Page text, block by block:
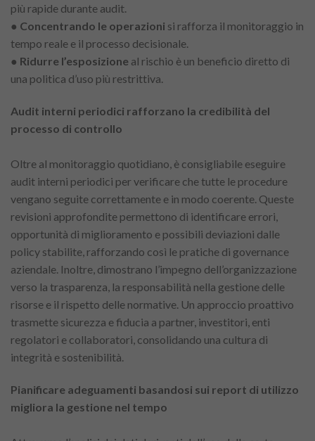
più rapide durante audit.
● Concentrando le operazioni si rafforza il monitoraggio in
tempo reale e il processo decisionale.
● Ridurre l’esposizione al rischio è un beneficio diretto di
una politica d’uso più restrittiva.
Audit interni periodici rafforzano la credibilità del
processo di controllo
Oltre al monitoraggio quotidiano, è consigliabile eseguire
audit interni periodici per verificare che tutte le procedure
vengano seguite correttamente e in modo coerente. Queste
revisioni approfondite permettono di identificare errori,
opportunità di miglioramento e possibili deviazioni dalle
policy stabilite, rafforzando così le pratiche di governance
aziendale. Inoltre, dimostrano l’impegno dell’organizzazione
verso la trasparenza, la responsabilità nella gestione delle
risorse e il rispetto delle normative. Un approccio proattivo
trasmette sicurezza e fiducia a partner, investitori, enti
regolatori e collaboratori, consolidando una cultura di
integrità e sostenibilità.
Pianificare adeguamenti basandosi sui report di utilizzo
migliora la gestione nel tempo